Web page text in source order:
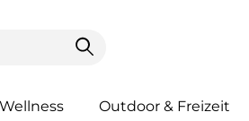
Outdoor & Freizeit